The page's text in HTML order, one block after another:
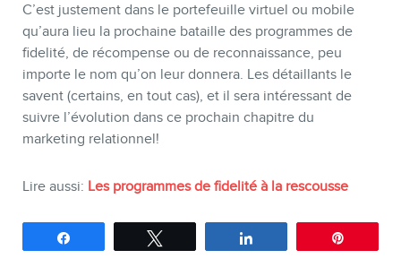
C’est justement dans le portefeuille virtuel ou mobile
qu’aura lieu la prochaine bataille des programmes de
fidelité, de récompense ou de reconnaissance, peu
importe le nom qu’on leur donnera. Les détaillants le
savent (certains, en tout cas), et il sera intéressant de
suivre l’évolution dans ce prochain chapitre du
marketing relationnel!
Lire aussi: Les programmes de fidelité à la rescousse